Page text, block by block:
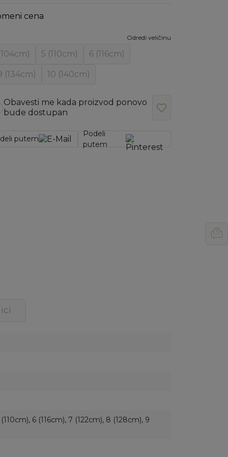
cena
Odredi veličinu
5 (110cm) 6 (116cm)
(134cm) 10 (140cm)
Obavesti me kada proizvod ponovo
bude dostupan
putem
Podeli
putem
6 (116cm), 7 (122cm), 8 (128cm), 9